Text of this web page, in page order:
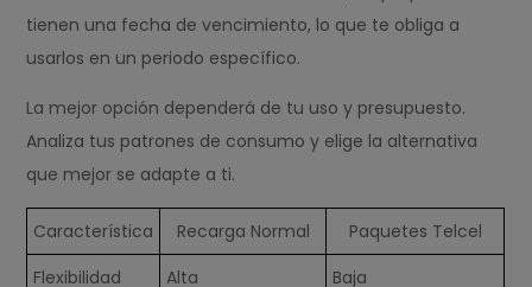
tienen una fecha de vencimiento, lo que te obliga a
usarlos en un periodo específico.
La mejor opción dependerá de tu uso y presupuesto.
Analiza tus patrones de consumo y elige la alternativa
que mejor se adapte a ti.
Característica Recarga Normal
Paquetes Telcel
Flexibilidad
Alta
Baja